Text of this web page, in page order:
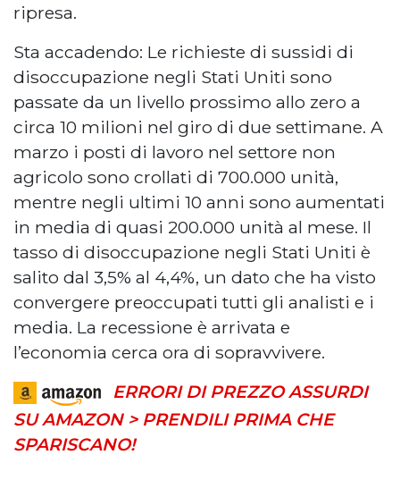
ripresa.
Sta accadendo: Le richieste di sussidi di
disoccupazione negli Stati Uniti sono
passate da un livello prossimo allo zero a
circa 10 milioni nel giro di due settimane. A
marzo i posti di lavoro nel settore non
agricolo sono crollati di 700.000 unità,
mentre negli ultimi 10 anni sono aumentati
in media di quasi 200.000 unità al mese. Il
tasso di disoccupazione negli Stati Uniti è
salito dal 3,5% al 4,4%, un dato che ha visto
convergere preoccupati tutti gli analisti e i
media. La recessione è arrivata e
l’economia cerca ora di sopravvivere.
ERRORI DI PREZZO ASSURDI
SU AMAZON > PRENDILI PRIMA CHE
SPARISCANO!